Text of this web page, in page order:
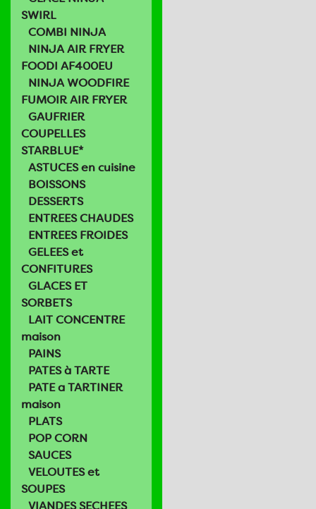
SWIRL
COMBI NINJA
NINJA AIR FRYER
FOODI AF400EU
NINJA WOODFIRE
FUMOIR AIR FRYER
GAUFRIER
COUPELLES
STARBLUE*
ASTUCES en cuisine
BOISSONS
DESSERTS
ENTREES CHAUDES
ENTREES FROIDES
GELEES et
CONFITURES
GLACES ET
SORBETS
LAIT CONCENTRE
maison
PAINS
PATES à TARTE
PATE a TARTINER
maison
PLATS
POP CORN
SAUCES
VELOUTES et
SOUPES
VIANDES SECHEES